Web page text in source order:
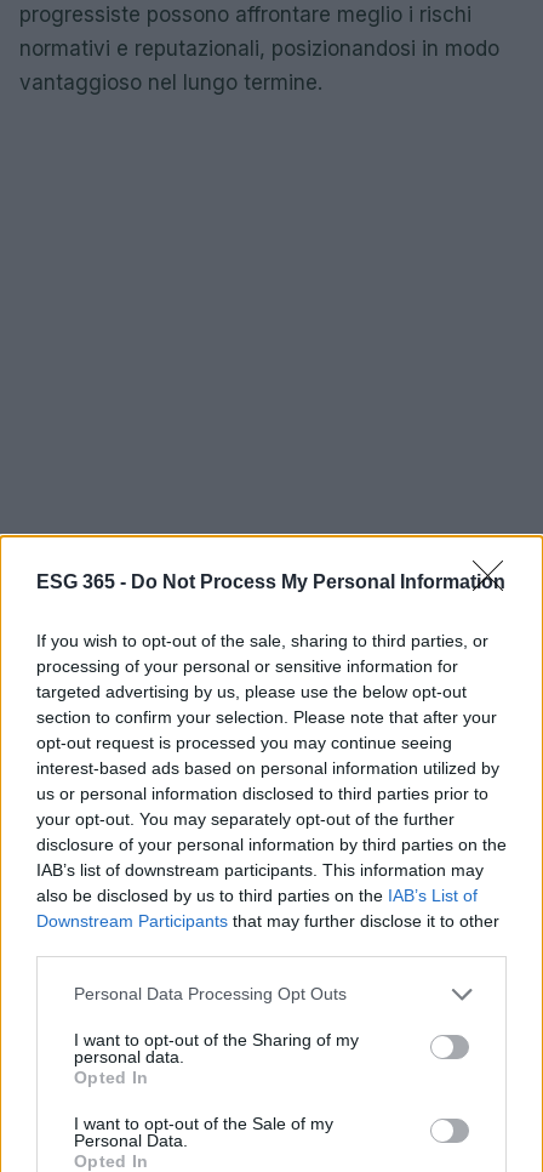
ESG 365 - Do Not Process My Personal Information
If you wish to opt-out of the sale, sharing to third parties, or
processing of your personal or sensitive information for
targeted advertising by us, please use the below opt-out
section to confirm your selection. Please note that after your
opt-out request is processed you may continue seeing
interest-based ads based on personal information utilized by
us or personal information disclosed to third parties prior to
your opt-out. You may separately opt-out of the further
disclosure of your personal information by third parties on the
IAB’s list of downstream participants. This information may
also be disclosed by us to third parties on the IAB’s List of
Downstream Participants that may further disclose it to other
Please note that this website/app uses one or more Google
not limited to your visit or usage behaviour. You may click to
grant or deny consent to Google and its third-party tags to
use your data for below specified purposes in below Google
consent section.
Personal Data Processing Opt Outs
I want to opt-out of the Sharing of my
personal data.
Opted In
I want to opt-out of the Sale of my
Personal Data.
Opted In
progressiste possono affrontare meglio i rischi
normativi e reputazionali, posizionandosi in modo
vantaggioso nel lungo termine.
capacità delle aziende di affrontare le opportunità e
deve essere vista come un imperativo strategico
capace di unire crescita economica e
responsabilità sociale.
AUTORE
Susanna Cardinale
Susanna Cardinale ha ritrovato una serie di
lettere d'epoca nel fondo parrocchiale di
Verona, fonte di un approfondimento sulla
memoria cittadina; è collaboratrice storica che
redige dossier e guide tematiche. Ha studi
letteratura e partecipa a letture pubbliche
nelle librerie veronesi.